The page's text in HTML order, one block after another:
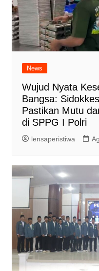
News
Wujud Nyata
Bangsa:
Pastikan Mutu
di SPPG I Polri
lensaperistiwa